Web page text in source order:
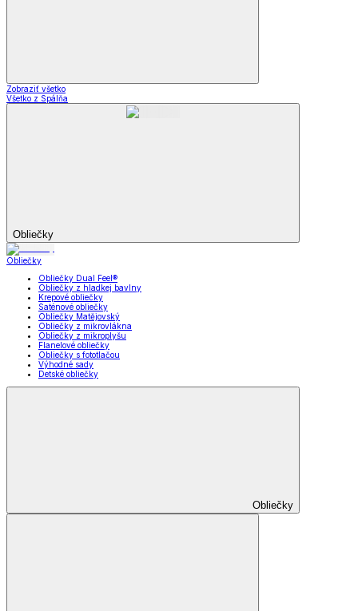
Zobraziť všetko
Všetko z Spálňa
Obliečky
Obliečky
Obliečky Dual Feel®
Obliečky z hladkej bavlny
Krepové obliečky
Saténové obliečky
Obliečky Matějovský
Obliečky z mikrovlákna
Obliečky z mikroplyšu
Flanelové obliečky
Obliečky s fototlačou
Výhodné sady
Detské obliečky
Obliečky